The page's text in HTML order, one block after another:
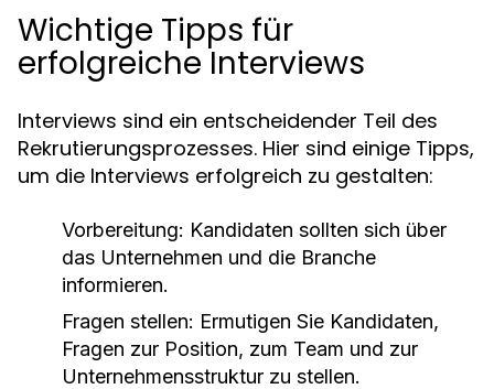
Wichtige Tipps für
erfolgreiche Interviews
Interviews sind ein entscheidender Teil des
Rekrutierungsprozesses. Hier sind einige Tipps,
um die Interviews erfolgreich zu gestalten:
Vorbereitung: Kandidaten sollten sich über
das Unternehmen und die Branche
informieren.
Fragen stellen: Ermutigen Sie Kandidaten,
Fragen zur Position, zum Team und zur
Unternehmensstruktur zu stellen.